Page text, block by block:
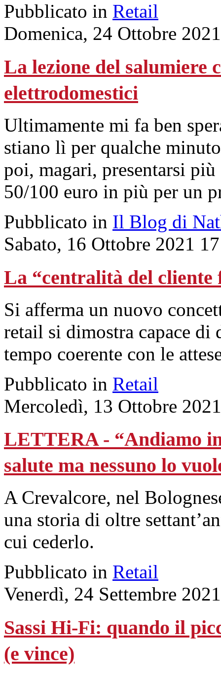
Pubblicato in Retail
Domenica, 24 Ottobre
La lezione del salumiere
elettrodomestici
Ultimamente mi fa ben
stiano lì per qualche
poi, magari, presentarsi
50/100 euro in più per un
Pubblicato in Il Blog di
Sabato, 16 Ottobre 2021
La “centralità del cliente
Si afferma un nuovo
retail si dimostra capace di
tempo coerente con le
Pubblicato in Retail
Mercoledì, 13 Ottobre
LETTERA - “Andiamo
salute ma nessuno lo
A Crevalcore, nel
una storia di oltre
cui cederlo.
Pubblicato in Retail
Venerdì, 24 Settembre
Sassi Hi-Fi: quando il
(e vince)